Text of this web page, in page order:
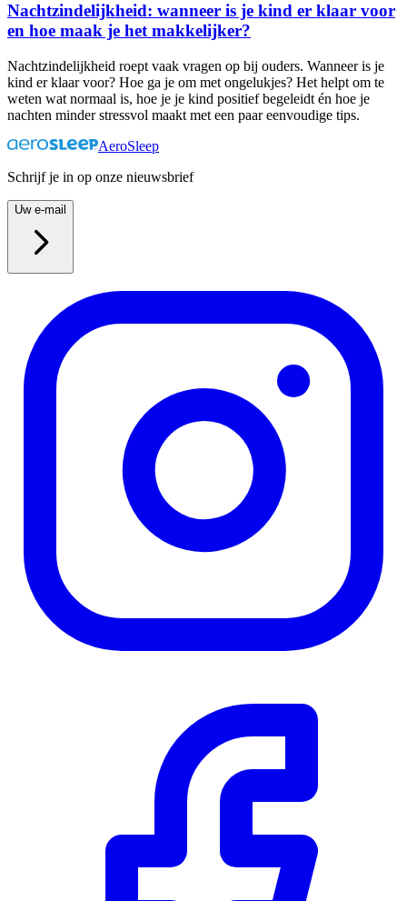
Nachtzindelijkheid: wanneer is je kind er klaar voor
en hoe maak je het makkelijker?
Nachtzindelijkheid roept vaak vragen op bij ouders. Wanneer is je
kind er klaar voor? Hoe ga je om met ongelukjes? Het helpt om te
weten wat normaal is, hoe je je kind positief begeleidt én hoe je
nachten minder stressvol maakt met een paar eenvoudige tips.
AeroSleep
Schrijf je in op onze nieuwsbrief
Uw e-mail